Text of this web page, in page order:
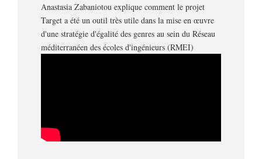
Anastasia Zabaniotou explique comment le projet
Target a été un outil très utile dans la mise en œuvre
d'une stratégie d'égalité des genres au sein du Réseau
méditerranéen des écoles d'ingénieurs (RMEI)